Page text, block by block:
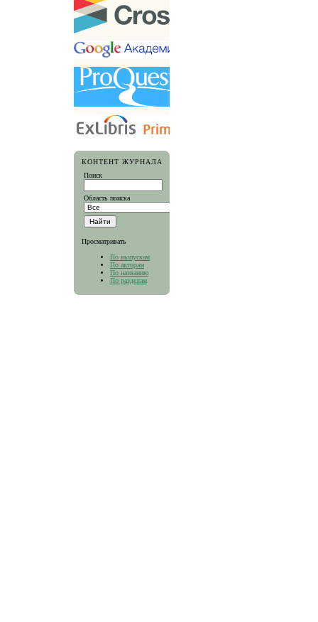
КОНТЕНТ ЖУРНАЛА
Поиск
Область поиска
Просматривать
По выпускам
По авторам
По названию
По разделам